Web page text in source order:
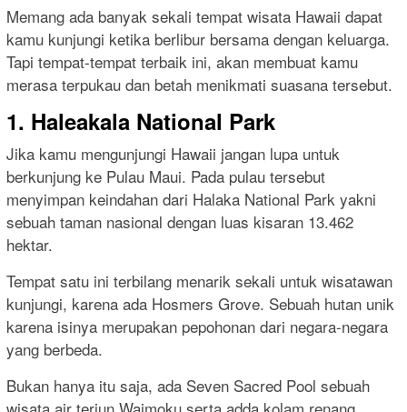
Memang ada banyak sekali tempat wisata Hawaii dapat
kamu kunjungi ketika berlibur bersama dengan keluarga.
Tapi tempat-tempat terbaik ini, akan membuat kamu
merasa terpukau dan betah menikmati suasana tersebut.
1. Haleakala National Park
Jika kamu mengunjungi Hawaii jangan lupa untuk
berkunjung ke Pulau Maui. Pada pulau tersebut
menyimpan keindahan dari Halaka National Park yakni
sebuah taman nasional dengan luas kisaran 13.462
hektar.
Tempat satu ini terbilang menarik sekali untuk wisatawan
kunjungi, karena ada Hosmers Grove. Sebuah hutan unik
karena isinya merupakan pepohonan dari negara-negara
yang berbeda.
Bukan hanya itu saja, ada Seven Sacred Pool sebuah